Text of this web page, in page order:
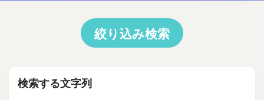
絞り込み検索
検索する文字列